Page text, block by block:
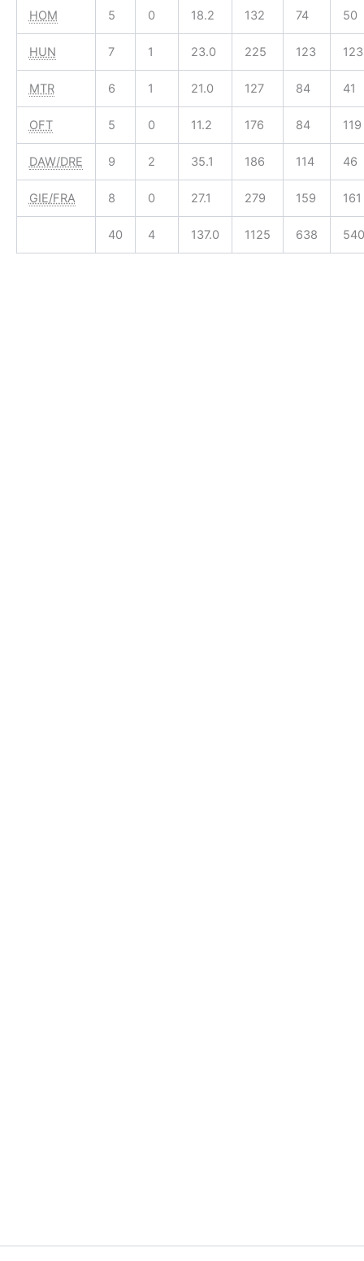
HOM 5 0 18.2 132 74 50
HUN 7 1 23.0 225 123 123
MTR 6 1 21.0 127 84 41
OFT 5 0 11.2 176 84 119
DAW/DRE 9 2 35.1 186 114 46
GIE/FRA 8 0 27.1 279 159 161
40 4 137.0 1125 638 540